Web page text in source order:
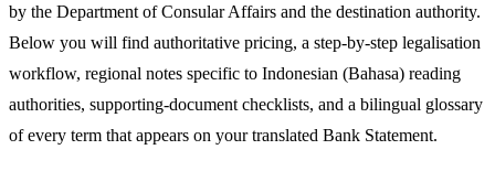
by the Department of Consular Affairs and the destination authority.
Below you will find authoritative pricing, a step-by-step legalisation
workflow, regional notes specific to Indonesian (Bahasa) reading
authorities, supporting-document checklists, and a bilingual glossary
of every term that appears on your translated Bank Statement.